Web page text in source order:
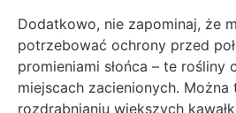
Dodatkowo, nie zapominaj, że
potrzebować ochrony przed
promieniami słońca – te rośliny
miejscach zacienionych.
rozdrabnianiu większych